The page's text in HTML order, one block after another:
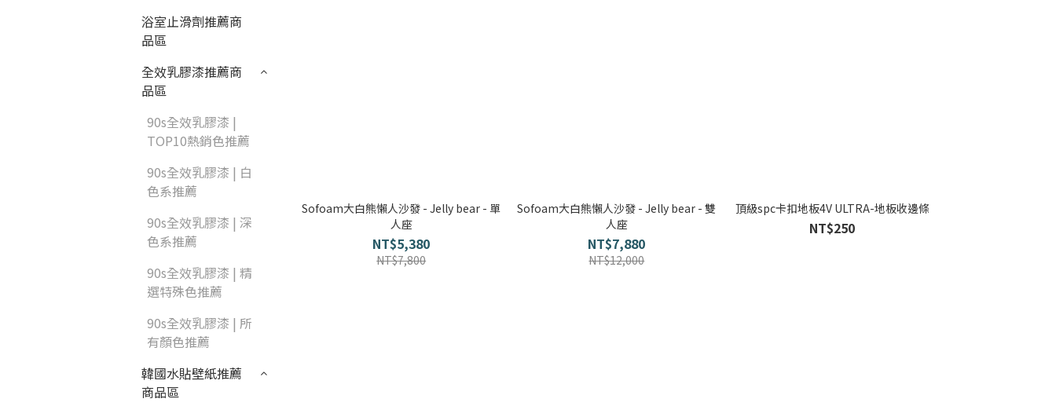
浴室止滑劑推薦商
品區
全效乳膠漆推薦商
品區
90s全效乳膠漆 |
TOP10熱銷色推薦
90s全效乳膠漆 | 白
色系推薦
90s全效乳膠漆 | 深
色系推薦
90s全效乳膠漆 | 精
選特殊色推薦
90s全效乳膠漆 | 所
有顏色推薦
韓國水貼壁紙推薦
商品區
Sofoam大白熊懶人沙發 - Jelly bear - 單
人座
NT$5,380
NT$7,800
Sofoam大白熊懶人沙發 - Jelly bear - 雙
人座
NT$7,880
NT$12,000
頂級spc卡扣地板4V ULTRA-地板收邊條
NT$250